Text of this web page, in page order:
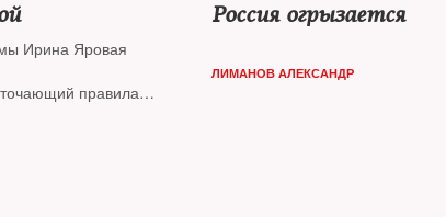
Ирина Яровая
правила
Россия огрызается
ЛИМАНОВ АЛЕКСАНДР